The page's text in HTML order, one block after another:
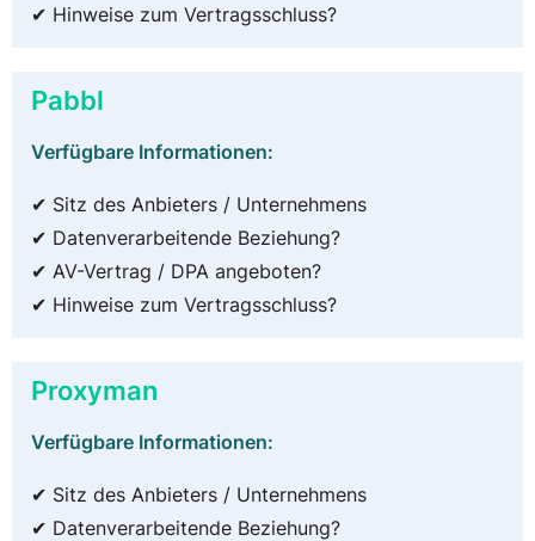
✔ Hinweise zum Vertragsschluss?
Pabbl
Verfügbare Informationen:
✔ Sitz des Anbieters / Unternehmens
✔ Datenverarbeitende Beziehung?
✔ AV-Vertrag / DPA angeboten?
✔ Hinweise zum Vertragsschluss?
Proxyman
Verfügbare Informationen:
✔ Sitz des Anbieters / Unternehmens
✔ Datenverarbeitende Beziehung?